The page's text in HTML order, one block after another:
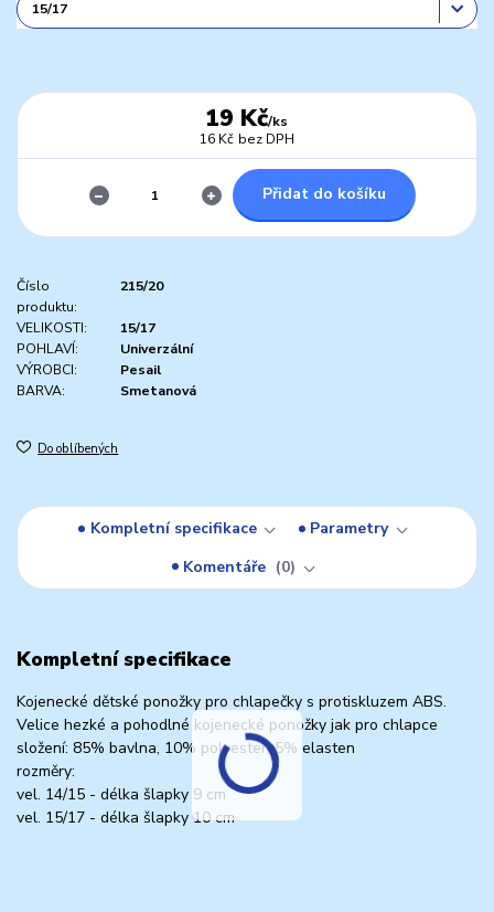
19 Kč/ks
16 Kč bez DPH
Přidat do košíku
Číslo
produktu:
215/20
VELIKOSTI:
15/17
POHLAVÍ:
Univerzální
VÝROBCI:
Pesail
BARVA:
Smetanová
Do oblíbených
Kompletní specifikace
Parametry
Komentáře
0
Kompletní specifikace
Kojenecké dětské ponožky pro chlapečky s protiskluzem ABS.
Velice hezké a pohodlné kojenecké ponožky jak pro chlapce
složení: 85% bavlna, 10% polyester, 5% elasten
rozměry:
vel. 14/15 - délka šlapky 9 cm
vel. 15/17 - délka šlapky 10 cm